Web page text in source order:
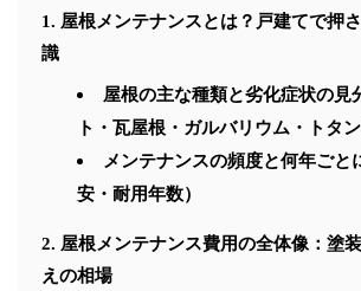
屋根メンテナンスとは？戸建てで押
識
屋根の主な種類と劣化症状の見
ト・瓦屋根・ガルバリウム・トタン
メンテナンスの頻度と何年ごと
安・耐用年数）
屋根メンテナンス費用の全体像：塗
えの相場